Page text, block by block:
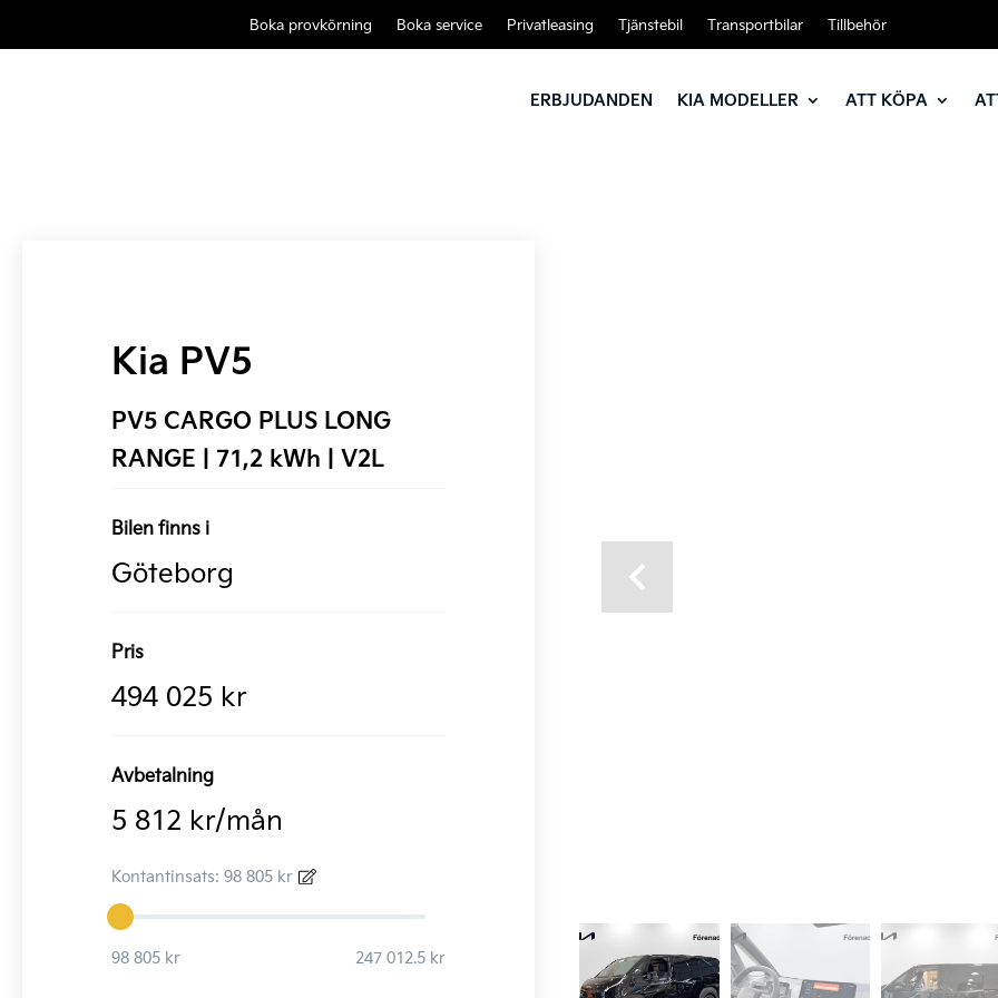
Boka provkörning Boka service Privatleasing Tjänstebil Transportbilar Tillbehör
ERBJUDANDEN KIA MODELLER ATT KÖPA
Kia PV5
PV5 CARGO PLUS LONG
RANGE | 71,2 kWh | V2L
Bilen finns i
Göteborg
Pris
494 025 kr
Avbetalning
5 812 kr/mån
Kontantinsats: 98 805 kr
98 805 kr 247 012.5 kr
Previous